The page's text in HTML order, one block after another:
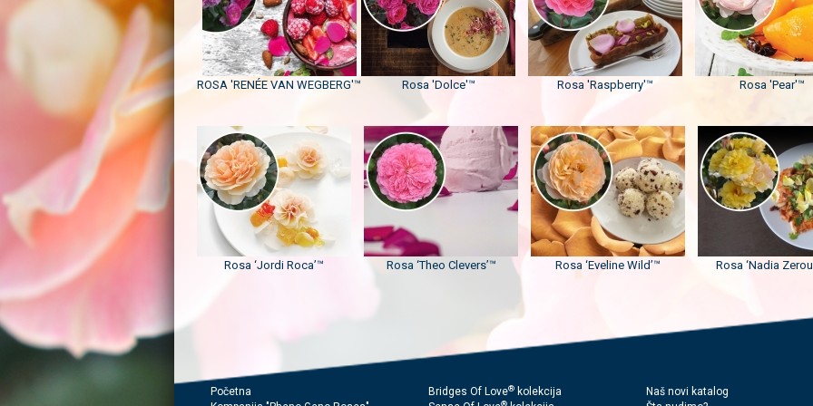
ROSA 'RENÉE VAN WEGBERG'™ Rosa 'Dolce'™ Rosa 'Raspberry'™ Rosa 'Pear'™
Rosa ‘Jordi Roca’™ Rosa ‘Theo Clevers’™ Rosa ‘Eveline Wild’™ Rosa ‘Nadia
Početna
Bridges Of Love® kolekcija
®
Naš novi katalog